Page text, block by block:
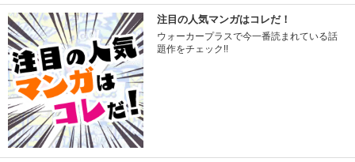
注目の人気マンガはコレだ！
ウォーカープラスで今一番読まれている話
題作をチェック!!